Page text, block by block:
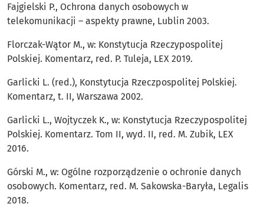
Fajgielski P., Ochrona danych osobowych w
telekomunikacji – aspekty prawne, Lublin 2003.
Florczak-Wątor M., w: Konstytucja Rzeczypospolitej
Polskiej. Komentarz, red. P. Tuleja, LEX 2019.
Garlicki L. (red.), Konstytucja Rzeczpospolitej Polskiej.
Komentarz, t. II, Warszawa 2002.
Garlicki L., Wojtyczek K., w: Konstytucja Rzeczypospolitej
Polskiej. Komentarz. Tom II, wyd. II, red. M. Zubik, LEX
2016.
Górski M., w: Ogólne rozporządzenie o ochronie danych
osobowych. Komentarz, red. M. Sakowska-Baryła, Legalis
2018.